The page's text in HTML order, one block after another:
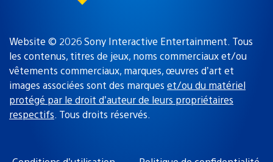
Website © 2026 Sony Interactive Entertainment. Tous
les contenus, titres de jeux, noms commerciaux et/ou
vêtements commerciaux, marques, œuvres d’art et
images associées sont des marques et/ou du matériel
protégé par le droit d’auteur de leurs propriétaires
respectifs. Tous droits réservés.